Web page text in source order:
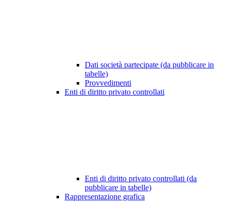
Dati società partecipate (da pubblicare in
tabelle)
Provvedimenti
Enti di diritto privato controllati
Enti di diritto privato controllati (da
pubblicare in tabelle)
Rappresentazione grafica